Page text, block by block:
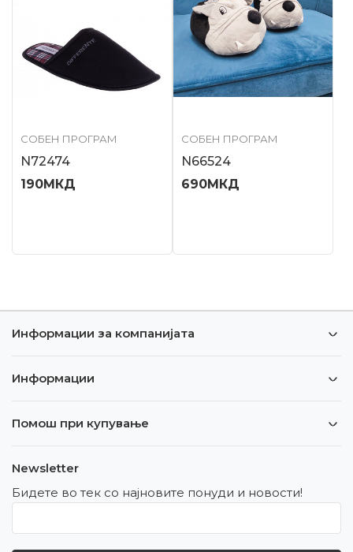
СОБЕН ПРОГРАМ
N72474
190МКД
СОБЕН ПРОГРАМ
N66524
690МКД
Информации за компанијата
Информации
Помош при купување
Newsletter
Бидете во тек со најновите понуди и новости!